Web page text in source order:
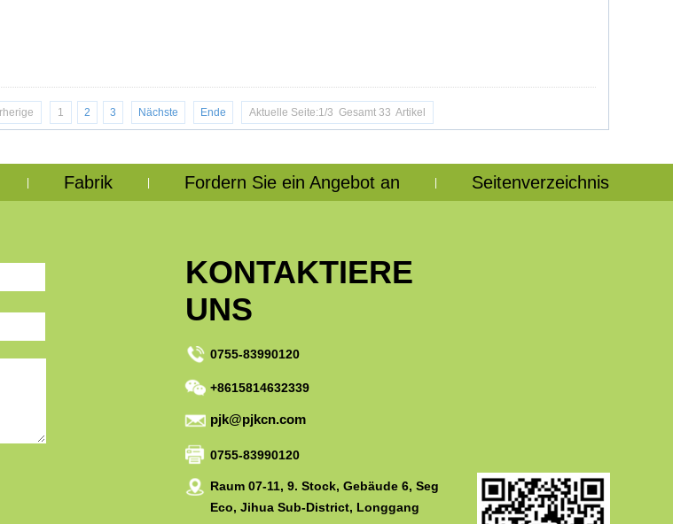
1 2 3 Nächste Ende Aktuelle Seite:1/3 Gesamt 33 Artikel
Fabrik Fordern Sie ein Angebot an Seitenverzeichnis
KONTAKTIERE
UNS
0755-83990120
+8615814632339
pjk@pjkcn.com
0755-83990120
Raum 07-11, 9. Stock, Gebäude 6, Seg
Eco, Jihua Sub-District, Longgang